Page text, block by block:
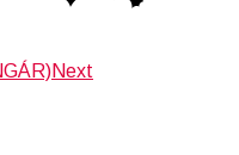
Next